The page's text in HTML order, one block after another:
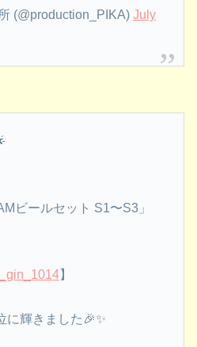
(@production_PIKA) July
ビールセット S1〜S3」
】
に輝きました🎉✨